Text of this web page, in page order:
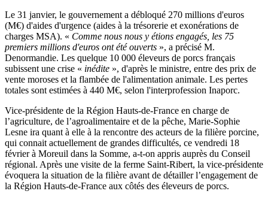
Le 31 janvier, le gouvernement a débloqué 270 millions d'euros
(M€) d'aides d'urgence (aides à la trésorerie et exonérations de
charges MSA). « Comme nous nous y étions engagés, les 75
premiers millions d'euros ont été ouverts », a précisé M.
Denormandie. Les quelque 10 000 éleveurs de porcs français
subissent une crise « inédite », d'après le ministre, entre des prix de
vente moroses et la flambée de l'alimentation animale. Les pertes
totales sont estimées à 440 M€, selon l'interprofession Inaporc.
Vice-présidente de la Région Hauts-de-France en charge de
l’agriculture, de l’agroalimentaire et de la pêche, Marie-Sophie
Lesne ira quant à elle à la rencontre des acteurs de la filière porcine,
qui connait actuellement de grandes difficultés, ce vendredi 18
février à Moreuil dans la Somme, a-t-on appris auprès du Conseil
régional. Après une visite de la ferme Saint-Ribert, la vice-présidente
évoquera la situation de la filière avant de détailler l’engagement de
la Région Hauts-de-France aux côtés des éleveurs de porcs.